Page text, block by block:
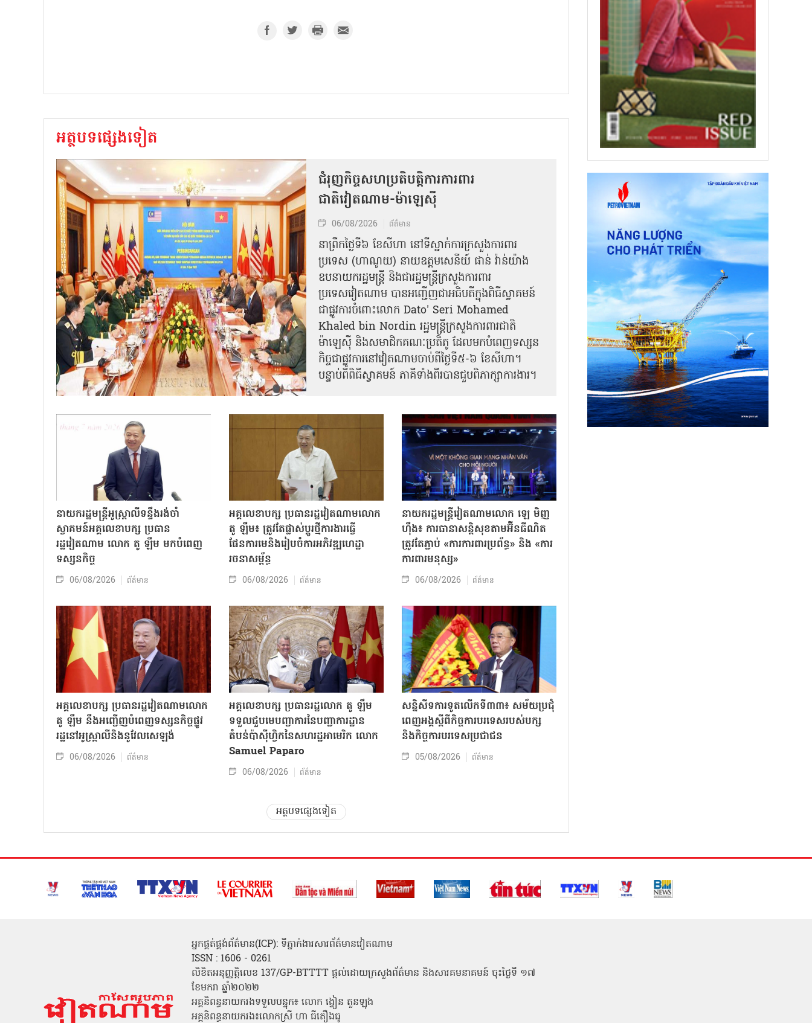
អត្ថបទផ្សេងទៀត
ជំរុញកិច្ចសហប្រតិបត្តិការការពារ
ជាតិវៀតណាម-ម៉ាឡេស៊ី
06/08/2026 ព័ត៌មាន
នា​ព្រឹកថ្ងៃទី៦ ខែសីហា នៅទីស្នាក់ការក្រសួងការពារ
ប្រទេស (ហាណូយ) នាយឧត្តមសេនីយ៍ ផាន់ វ៉ាន់យ៉ាង
ឧបនាយករដ្ឋមន្ត្រី និងជារដ្ឋមន្ត្រីក្រសួងការពារ
ប្រទេសវៀតណាម បានអញ្ជើញជាអធិបតីក្នុងពិធីស្វាគមន៍
ជាផ្លូវការ​ចំពោះលោក Dato' Seri Mohamed
Khaled bin Nordin រដ្ឋមន្ត្រីក្រសួងការពារជាតិ
ម៉ាឡេស៊ី និងសមាជិកគណៈប្រតិភូ ដែលមកបំពេញទស្សន
កិច្ចជាផ្លូវការនៅវៀតណាមចាប់ពីថ្ងៃទី៥-៦ ខែសីហា។
បន្ទាប់ពីពិធីស្វាគមន៍ ភាគីទាំងពីរបានជួបពិភាក្សាការងារ​។
នាយករដ្ឋមន្ត្រីអូស្ត្រាលីទន្ទឹងរង់ចាំ
ស្វាគមន៍អគ្គលេខាបក្ស ប្រធាន
រដ្ឋវៀតណាម លោក តូ ឡឹម មកបំពេញ
ទស្សនកិច្ច
06/08/2026 ព័ត៌មាន
អគ្គលេខាបក្ស ប្រធានរដ្ឋវៀតណាមលោក
តូ ឡឹម៖ ត្រូវតែផ្លាស់ប្ដូរថ្មីការងារធ្វើ
ផែនការមេនិងរៀបចំការអភិវឌ្ឍហេដ្ឋា
រចនាសម្ព័ន្ធ
06/08/2026 ព័ត៌មាន
នាយករដ្ឋមន្ត្រីវៀតណាមលោក ឡេ មិញ
ហ៊ឹង៖ ការធានាសន្តិសុខតាមអ៊ីនធឺណិត
ត្រូវតែភ្ជាប់ «ការការពារប្រព័ន្ធ» និង «ការ
ការពារមនុស្ស»
06/08/2026 ព័ត៌មាន
អគ្គលេខាបក្ស ប្រធានរដ្ឋវៀតណាមលោក
តូ ឡឹម នឹងអញ្ជើញបំពេញទស្សនកិច្ចផ្លូវ
រដ្ឋនៅអូស្ត្រាលីនិងនូវែលសេឡង់
06/08/2026 ព័ត៌មាន
អគ្គលេខាបក្ស ប្រធានរដ្ឋលោក តូ ឡឹម
ទទួលជួបមេបញ្ជាការនៃបញ្ជាការដ្ឋាន
តំបន់ប៉ាស៊ីហ្វិកនៃសហរដ្ឋអាមេរិក លោក
Samuel Paparo
06/08/2026 ព័ត៌មាន
សន្និសីទការទូតលើកទី៣៣៖ សម័យប្រជុំ
ពេញអង្គស្តីពីកិច្ច​ការបរទេសរបស់​បក្ស
និងកិច្ច​ការបរទេសប្រជាជន
05/08/2026 ព័ត៌មាន
អត្ថបទផ្សេងទៀត
អ្នកផ្គត់ផ្គង់ព័ត៌មាន(ICP): ទីភ្នាក់ងារសារព័ត៌មានវៀតណាម
ISSN : 1606 - 0261
លិខិតអនុញ្ញត្តិលេខ 137/GP-BTTTT ផ្តល់ដោយក្រសួងព័ត៌មាន និងសារគមនាគមន៍ ចុះថ្ងៃទី ១៧
ខែមករា ឆ្នាំ២០២២
អគ្គនិពន្ធនាយករងទទួលបន្ទុក៖ លោក ង្វៀន តួនឡុង
អគ្គនិពន្ធនាយករង៖លោកស្រី ហា ធីតឿងធូ